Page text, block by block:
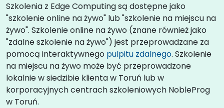
Szkolenia z Edge Computing są dostępne jako
"szkolenie online na żywo" lub "szkolenie na miejscu na
żywo". Szkolenie online na żywo (znane również jako
"zdalne szkolenie na żywo") jest przeprowadzane za
pomocą interaktywnego pulpitu zdalnego. Szkolenie
na miejscu na żywo może być przeprowadzone
lokalnie w siedzibie klienta w Toruń lub w
korporacyjnych centrach szkoleniowych NobleProg
w Toruń.